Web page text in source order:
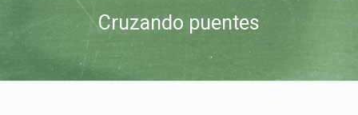
Cruzando puentes